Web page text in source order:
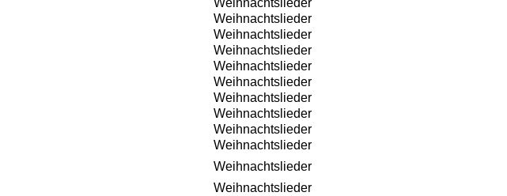
Weihnachtslieder
Weihnachtslieder
Weihnachtslieder
Weihnachtslieder
Weihnachtslieder
Weihnachtslieder
Weihnachtslieder
Weihnachtslieder
Weihnachtslieder
Weihnachtslieder
Weihnachtslieder
Weihnachtslieder